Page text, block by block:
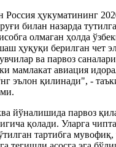
Россия ҳукуматининг
билан назарда
олмаган ҳолда
ҳуқуқи берилган чет
ва парвоз
мамлакат авиация
эълон қилинади", -
йўналишида парвоз
қолади. Уларга
тартибга мувофиқ,